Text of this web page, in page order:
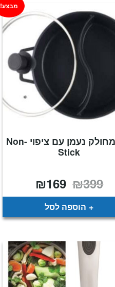
סיר מחולק נעמן עם ציפוי Non-
Stick
מבצע!
₪399 המחיר
המקורי
היה:
₪399.
₪169
הוא:
הוספה לסל